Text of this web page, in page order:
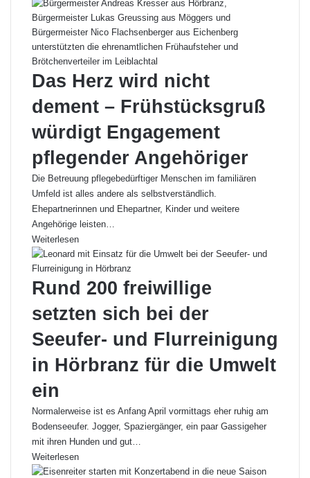
Das Herz wird nicht
dement – Frühstücksgruß
würdigt Engagement
pflegender Angehöriger
Die Betreuung pflegebedürftiger Menschen im familiären
Umfeld ist alles andere als selbstverständlich.
Ehepartnerinnen und Ehepartner, Kinder und weitere
Angehörige leisten…
Weiterlesen
Rund 200 freiwillige
setzten sich bei der
Seeufer- und Flurreinigung
in Hörbranz für die Umwelt
ein
Normalerweise ist es Anfang April vormittags eher ruhig am
Bodenseeufer. Jogger, Spaziergänger, ein paar Gassigeher
mit ihren Hunden und gut…
Weiterlesen